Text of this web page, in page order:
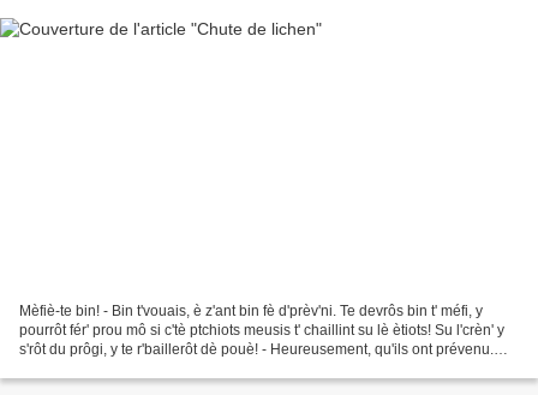
Mèfiè-te bin! - Bin t'vouais, è z'ant bin fè d'prèv'ni. Te devrôs bin t' méfi, y
pourrôt fér' prou mô si c'tè ptchiots meusis t' chaillint su lè ètiots! Su l'crèn' y
s'rôt du prôgi, y te r'baillerôt dè pouè! - Heureusement, qu'ils ont prévenu.